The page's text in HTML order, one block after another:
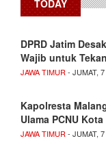
TODAY
DPRD Jatim
Wajib untuk
JAWA TIMUR- JUMAT,
Kapolresta
Ulama PCNU
JAWA TIMUR- JUMAT,